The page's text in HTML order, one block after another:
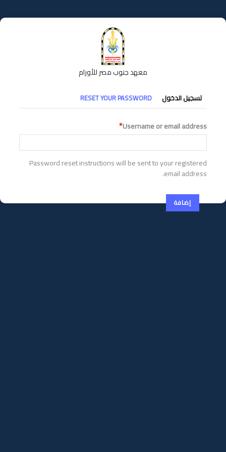
إلى
المحتوى
معهد جنوب مصر للأورام
التبويبات
الأساسية
تسجيل الدخول RESET YOUR PASSWORD
Username or email address
Password reset instructions will be sent to your registered
email address.